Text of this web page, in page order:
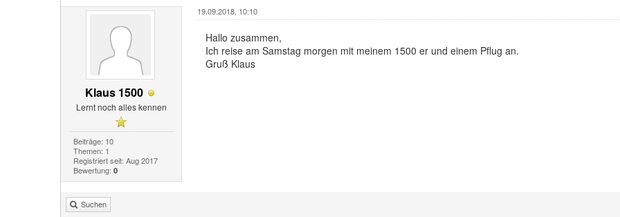
Klaus 1500
Lernt noch alles kennen
Beiträge: 10
Themen: 1
Registriert seit: Aug 2017
Bewertung: 0
19.09.2018, 10:10
Hallo zusammen,
Ich reise am Samstag morgen mit meinem 1500 er und einem Pflug an.
Gruß Klaus
Suchen